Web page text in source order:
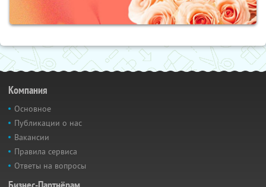
Компания
Основное
Публикации о нас
Вакансии
Правила сервиса
Ответы на вопросы